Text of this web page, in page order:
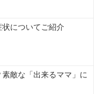
についてご紹介
素敵な「出来るママ」に